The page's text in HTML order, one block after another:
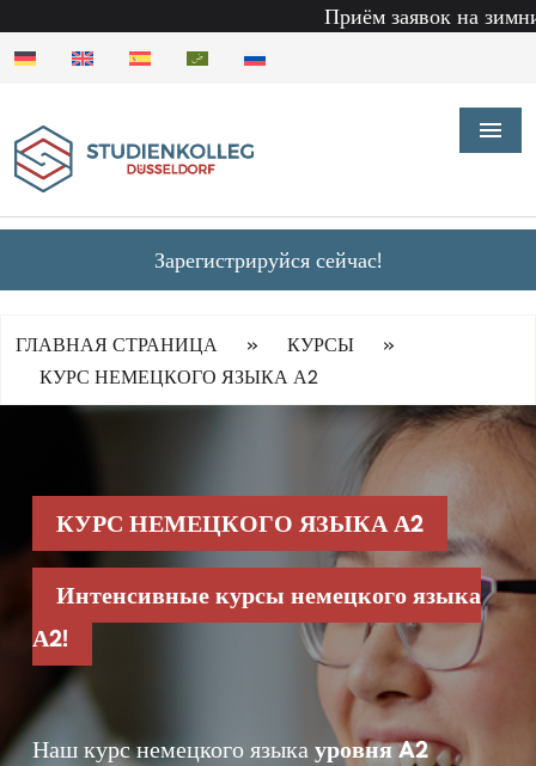
Приём заявок на зимний
Зарегистрируйся сейчас!
ГЛАВНАЯ СТРАНИЦА » КУРСЫ »
КУРС НЕМЕЦКОГО ЯЗЫКА А2
КУРС НЕМЕЦКОГО ЯЗЫКА А2
Интенсивные курсы немецкого языка
А2!
Наш курс немецкого языкауровня A2